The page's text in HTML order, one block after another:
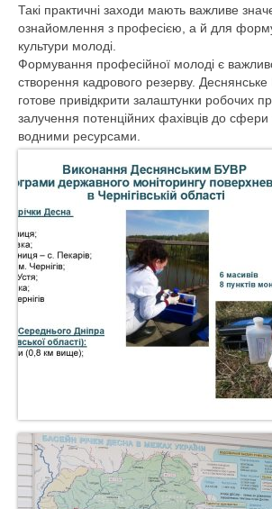
Дозвіл на спеціальне
Водокористування
Моніторинг поверхневих
Управління інфраструктурою
План діяльності системи
менеджменту
Державні закупівлі
Запобігання корупції
Громадянам та бізнесу
Хімічний аналіз вод
Послуги, що надаються
Звернення громадян
Повідомити про корупцію
Такі практичні заходи мають важливе
ознайомлення з професією, а й для
культури молоді.
Формування професійної молоді є
створення кадрового резерву.
готове привідкрити залаштунки робочих
залучення потенційних фахівців до сфери
водними ресурсами.